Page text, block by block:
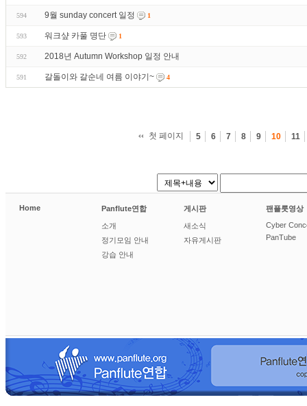
594 9월 sunday concert 일정 1
593 워크샾 카풀 명단 1
592 2018년 Autumn Workshop 일정 안내
591 갈돌이와 갈순네 여름 이야기~ 4
첫 페이지 5 6 7 8 9 10 11
Home Panflute연합
소개
정기모임 안내
강습 안내
게시판
새소식
자유게시판
팬플룻영상
Cyber
PanTube